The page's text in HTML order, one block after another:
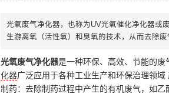
光氧废气净化器，也称为UV光氧催化净化器或
生游离氧（活性氧）和臭氧的技术，从而去除废
光氧废气净化器是一种环保、高效、节能的废
化器广泛应用于各种工业生产和环保治理领域
制药：去除制药过程中产生的有机废气，如乙